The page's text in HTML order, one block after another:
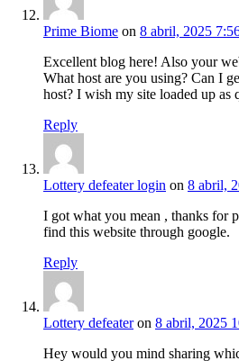
Prime Biome on 8 abril, 2025
Excellent blog here! Also your
What host are you using? Can I
host? I wish my site loaded up as
Reply
Lottery defeater login on 8 abril,
I got what you mean , thanks for
find this website through google.
Reply
Lottery defeateron 8 abril, 2025
Hey would you mind sharing